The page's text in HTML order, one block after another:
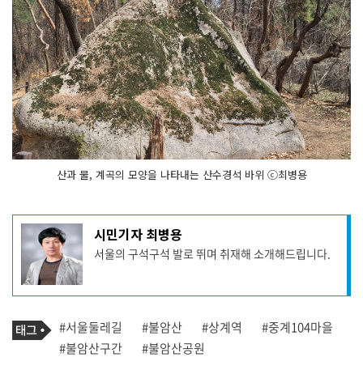
산과 물, 계곡의 모양을 나타내는 산수경석 바위 ⓒ최병용
기
사
작
성
자
프
필
시민기자 최병용
서울의 구석구석 발로 뛰며 취재해 소개해드립니다.
기
사
관
련
태
그
#서울둘레길 #불암산 #상계역
#중계104마을
#불암산구간
#불암산공원